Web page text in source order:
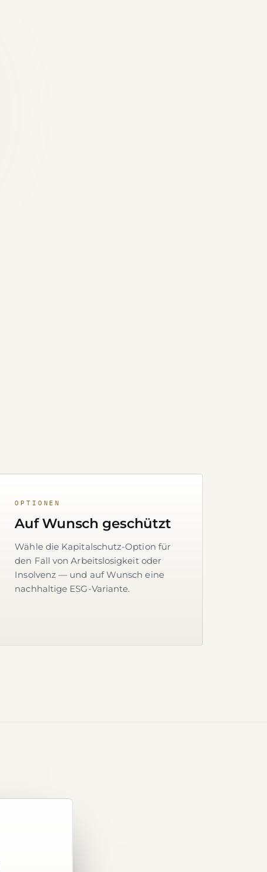
OPTIONEN
Auf Wunsch geschützt
Wähle die Kapitalschutz-Option für
den Fall von Arbeitslosigkeit oder
Insolvenz — und auf Wunsch eine
nachhaltige ESG-Variante.